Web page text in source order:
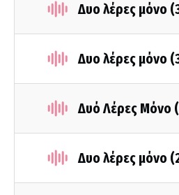
Δυο λέρες μόνο
Δυο λέρες μόνο
Δυό Λέρες Μόνο
Δυο λέρες μόνο